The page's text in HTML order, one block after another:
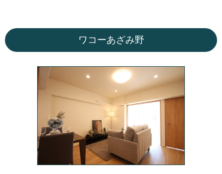
ワコーあざみ野